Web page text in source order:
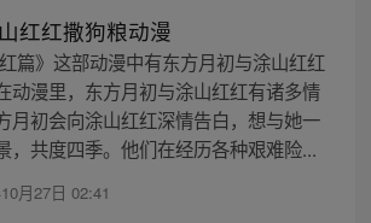
红红撒狗粮动漫
红篇》这部动漫中有东方月初与涂山红红
动漫里，东方月初与涂山红红有诸多情
月初会向涂山红红深情告白，想与她一
，共度四季。他们在经历各种艰难险...
月27日 02:41